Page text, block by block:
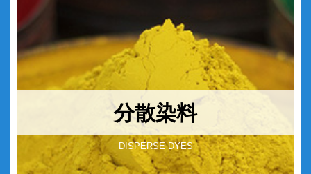
分散染料
DISPERSE DYES